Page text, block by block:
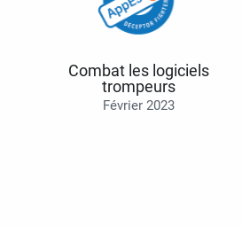
Combat les logiciels
trompeurs
Février 2023